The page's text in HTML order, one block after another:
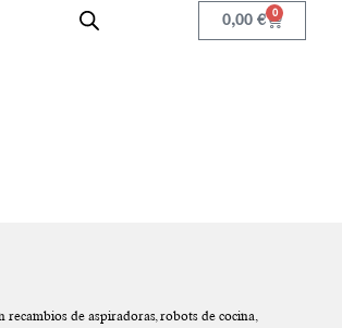
0,00€ 0
recambios de aspiradoras, robots de cocina,